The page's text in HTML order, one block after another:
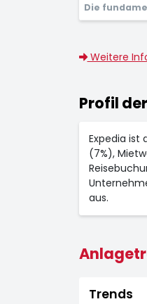
Die
Weitere
Profil
Expedia ist
(7%),
aus.
Trends